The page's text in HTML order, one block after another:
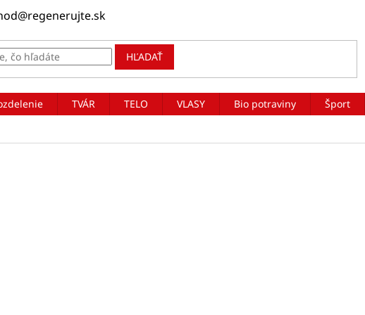
HĽADAŤ
TVÁR TELO VLASY Bio potraviny Šport